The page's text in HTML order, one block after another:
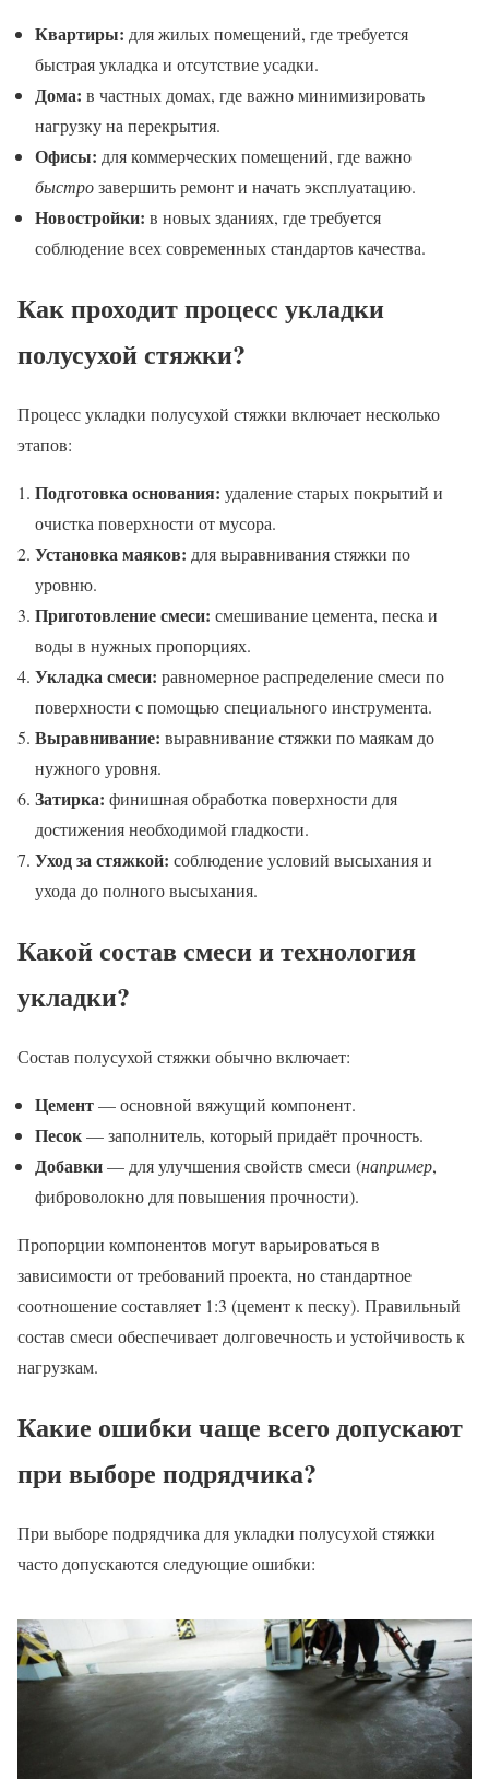
Квартиры: для жилых помещений, где требуется
быстрая укладка и отсутствие усадки.
Дома: в частных домах, где важно минимизировать
нагрузку на перекрытия.
Офисы: для коммерческих помещений, где важно
быстрозавершить ремонт и начать эксплуатацию.
Новостройки: в новых зданиях, где требуется
соблюдение всех современных стандартов качества.
Как проходит процесс укладки
полусухой стяжки?
Процесс укладки полусухой стяжки включает несколько
этапов:
Подготовка основания: удаление старых покрытий и
очистка поверхности от мусора.
Установка маяков: для выравнивания стяжки по
уровню.
Приготовление смеси: смешивание цемента, песка и
воды в нужных пропорциях.
Укладка смеси: равномерное распределение смеси по
поверхности с помощью специального инструмента.
Выравнивание: выравнивание стяжки по маякам до
нужного уровня.
Затирка: финишная обработка поверхности для
достижения необходимой гладкости.
Уход за стяжкой: соблюдение условий высыхания и
ухода до полного высыхания.
Какой состав смеси и технология
укладки?
Состав полусухой стяжки обычно включает:
Цемент— основной вяжущий компонент.
Песок— заполнитель, который придаёт прочность.
Добавки— для улучшения свойств смеси (например,
фиброволокно для повышения прочности).
Пропорции компонентов могут варьироваться в
зависимости от требований проекта, но стандартное
соотношение составляет 1:3 (цемент к песку). Правильный
состав смеси обеспечивает долговечность и устойчивость к
нагрузкам.
Какие ошибки чаще всего допускают
при выборе подрядчика?
При выборе подрядчика для укладки полусухой стяжки
часто допускаются следующие ошибки: